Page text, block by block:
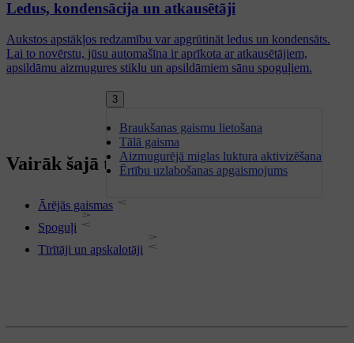
3
Braukšanas gaismu lietošana
Tālā gaisma
Aizmugurējā miglas luktura aktivizēšana
Ērtību uzlabošanas apgaismojums
Ledus, kondensācija un atkausētāji
Aukstos apstākļos redzamību var apgrūtināt ledus un kondensāts.
Lai to novērstu, jūsu automašīna ir aprīkota ar atkausētājiem,
apsildāmu aizmugures stiklu un apsildāmiem sānu spoguļiem.
Vairāk šajā tēmā
Ārējās gaismas
Spoguļi
Tīrītāji un apskalotāji